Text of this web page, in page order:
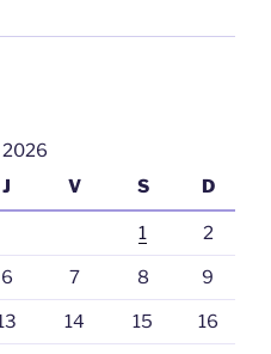
J V S D
1 2
6 7 8 9
14 15 16